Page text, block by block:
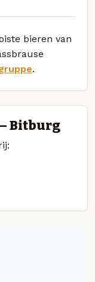
bieren van
.
Bitburg